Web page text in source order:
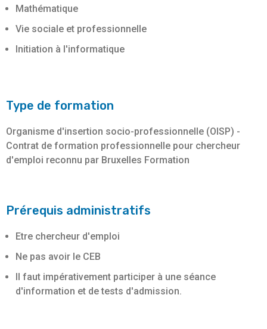
Mathématique
Vie sociale et professionnelle
Initiation à l'informatique
Type de formation
Organisme d'insertion socio-professionnelle (OISP) -
Contrat de formation professionnelle pour chercheur
d'emploi reconnu par Bruxelles Formation
Prérequis administratifs
Etre chercheur d'emploi
Ne pas avoir le CEB
Il faut impérativement participer à une séance
d'information et de tests d'admission.